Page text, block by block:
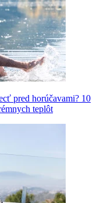
pred horúčavami? 10
teplôt